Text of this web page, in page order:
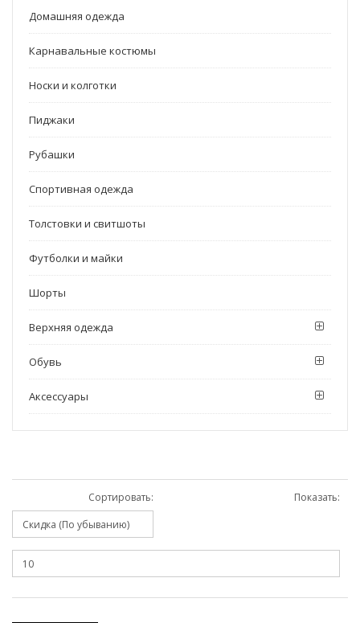
Домашняя одежда
Карнавальные костюмы
Носки и колготки
Пиджаки
Рубашки
Спортивная одежда
Толстовки и свитшоты
Футболки и майки
Шорты
Верхняя одежда
Обувь
Аксессуары
Сортировать: Показать: